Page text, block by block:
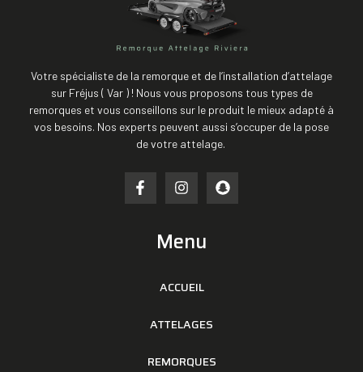
Votre spécialiste de la remorque et de l’installation d’attelage
sur Fréjus ( Var ) ! Nous vous proposons tous types de
remorques et vous conseillons sur le produit le mieux adapté à
vos besoins. Nos experts peuvent aussi s’occuper de la pose
de votre attelage.
Menu
ACCUEIL
ATTELAGES
REMORQUES